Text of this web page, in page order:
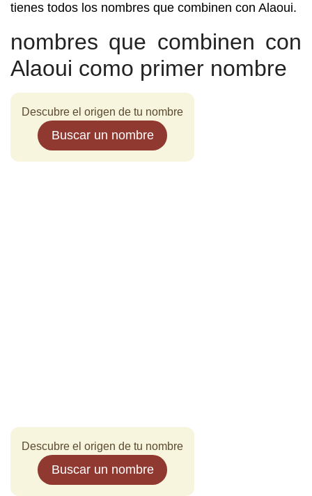
tienes todos los nombres que combinen con Alaoui.
nombres que combinen con
Alaoui como primer nombre
Descubre el origen de tu nombre
Buscar un nombre
Descubre el origen de tu nombre
Buscar un nombre